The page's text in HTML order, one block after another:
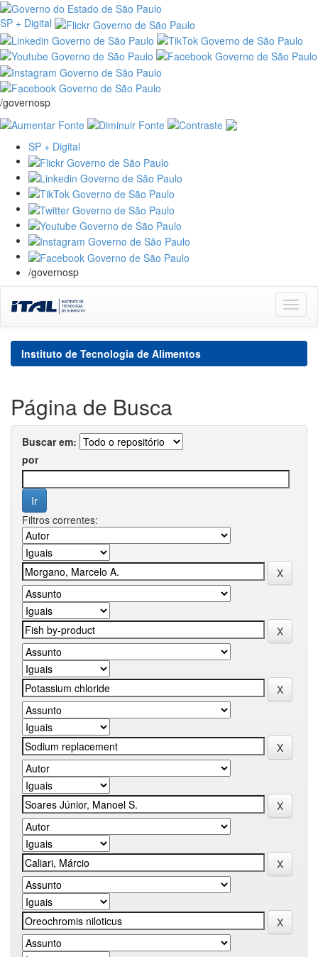
SP + Digital
/governosp
SP + Digital
/governosp
navigation
Instituto de Tecnologia de Alimentos
Página de Busca
Buscar em:
por
Filtros correntes: